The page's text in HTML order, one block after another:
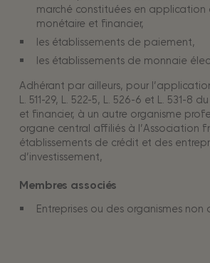
marché constituées en application
monétaire et financier,
les établissements de paiement,
les établissements de monnaie
Adhérant par ailleurs, pour
L. 511-29, L. 522-5, L. 526-6 et L. 531-8
et financier, à un autre organisme
organe central affiliés à l’Association
établissements de crédit et des
d’investissement,
Membres associés
Entreprises ou des organismes non